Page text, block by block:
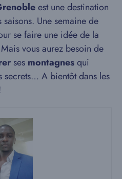
est une destination
saisons. Une semaine de
se faire une idée de la
vous aurez besoin de
ses montagnesqui
secrets… A bientôt dans les